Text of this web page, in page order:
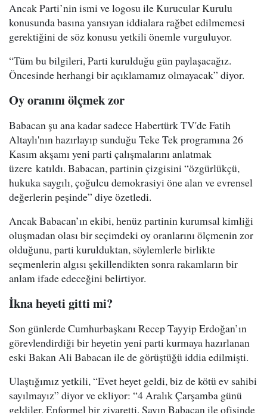
Ancak Parti’nin ismi ve logosu ile Kurucular Kurulu
konusunda basına yansıyan iddialara rağbet edilmemesi
gerektiğini de söz konusu yetkili önemle vurguluyor.
“Tüm bu bilgileri, Parti kurulduğu gün paylaşacağız.
Öncesinde herhangi bir açıklamamız olmayacak” diyor.
Oy oranını ölçmek zor
Babacan şu ana kadar sadece Habertürk TV'de Fatih
Altaylı'nın hazırlayıp sunduğu Teke Tek programına 26
Kasım akşamı yeni parti çalışmalarını anlatmak
üzere katıldı. Babacan, partinin çizgisini “özgürlükçü,
hukuka saygılı, çoğulcu demokrasiyi öne alan ve evrensel
değerlerin peşinde” diye özetledi.
Ancak Babacan’ın ekibi, henüz partinin kurumsal kimliği
oluşmadan olası bir seçimdeki oy oranlarını ölçmenin zor
olduğunu, parti kurulduktan, söylemlerle birlikte
seçmenlerin algısı şekillendikten sonra rakamların bir
anlam ifade edeceğini belirtiyor.
İkna heyeti gitti mi?
Son günlerde Cumhurbaşkanı Recep Tayyip Erdoğan’ın
görevlendirdiği bir heyetin yeni parti kurmaya hazırlanan
eski Bakan Ali Babacan ile de görüştüğü iddia edilmişti.
Ulaştığımız yetkili, “Evet heyet geldi, biz de kötü ev sahibi
sayılmayız” diyor ve ekliyor: “4 Aralık Çarşamba günü
geldiler. Enformel bir ziyaretti. Sayın Babacan ile ofisinde